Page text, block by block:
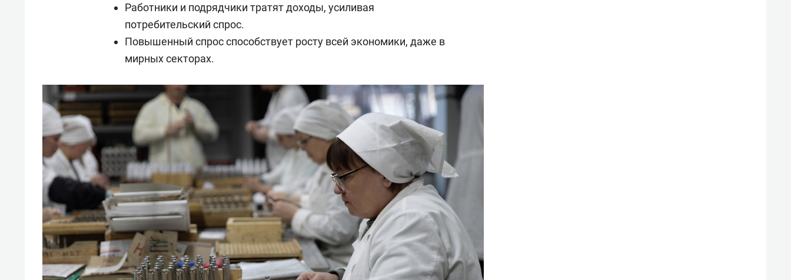
Работники и подрядчики тратят доходы, усиливая
потребительский спрос.
Повышенный спрос способствует росту всей экономики, даже в
мирных секторах.